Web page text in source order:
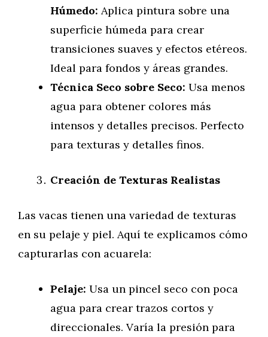
Húmedo: Aplica pintura sobre una
superficie húmeda para crear
transiciones suaves y efectos etéreos.
Ideal para fondos y áreas grandes.
Técnica Seco sobre Seco: Usa menos
agua para obtener colores más
intensos y detalles precisos. Perfecto
para texturas y detalles finos.
Creación de Texturas Realistas
Las vacas tienen una variedad de texturas
en su pelaje y piel. Aquí te explicamos cómo
capturarlas con acuarela:
Pelaje: Usa un pincel seco con poca
agua para crear trazos cortos y
direccionales. Varía la presión para